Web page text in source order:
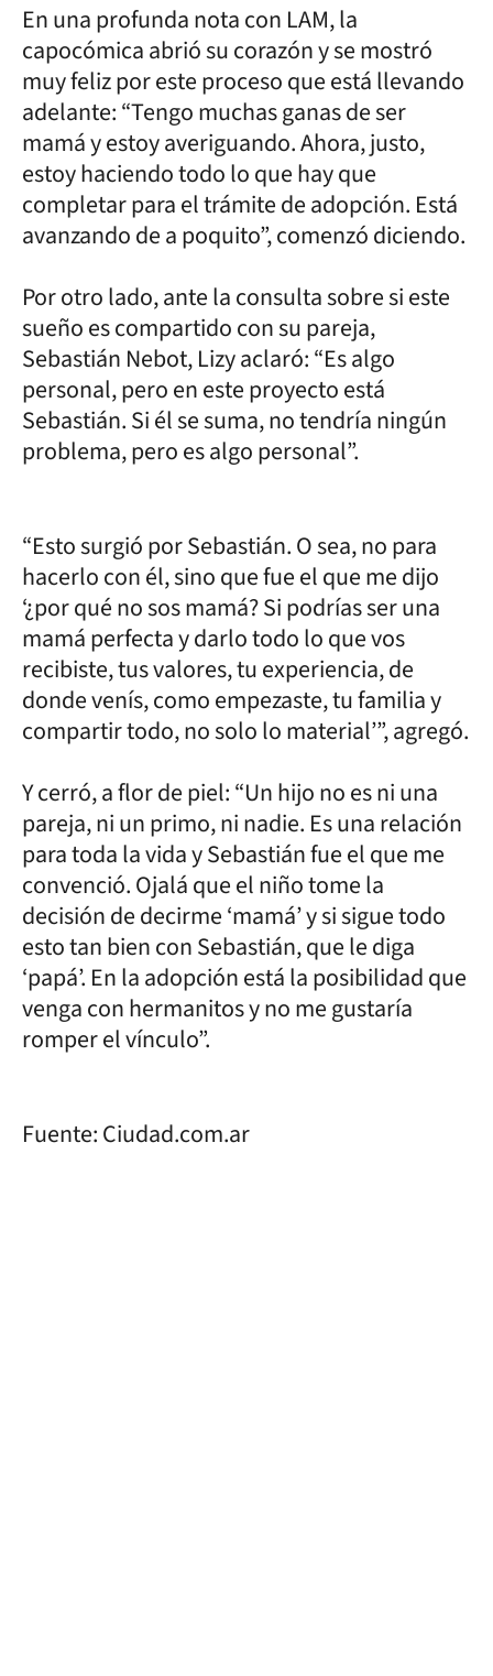
En una profunda nota con LAM, la
capocómica abrió su corazón y se mostró
muy feliz por este proceso que está llevando
adelante: “Tengo muchas ganas de ser
mamá y estoy averiguando. Ahora, justo,
estoy haciendo todo lo que hay que
completar para el trámite de adopción. Está
avanzando de a poquito”, comenzó diciendo.
Por otro lado, ante la consulta sobre si este
sueño es compartido con su pareja,
Sebastián Nebot, Lizy aclaró: “Es algo
personal, pero en este proyecto está
Sebastián. Si él se suma, no tendría ningún
problema, pero es algo personal”.
“Esto surgió por Sebastián. O sea, no para
hacerlo con él, sino que fue el que me dijo
‘¿por qué no sos mamá? Si podrías ser una
mamá perfecta y darlo todo lo que vos
recibiste, tus valores, tu experiencia, de
donde venís, como empezaste, tu familia y
compartir todo, no solo lo material’”, agregó.
Y cerró, a flor de piel: “Un hijo no es ni una
pareja, ni un primo, ni nadie. Es una relación
para toda la vida y Sebastián fue el que me
convenció. Ojalá que el niño tome la
decisión de decirme ‘mamá’ y si sigue todo
esto tan bien con Sebastián, que le diga
‘papá’. En la adopción está la posibilidad que
venga con hermanitos y no me gustaría
romper el vínculo”.
Fuente: Ciudad.com.ar